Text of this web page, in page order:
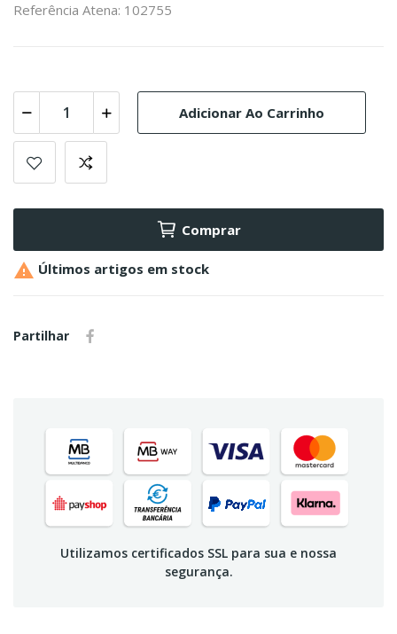
Referência Atena: 102755
Adicionar Ao Carrinho
Comprar
 Últimos artigos em stock
Partilhar
Utilizamos certificados SSL para sua e nossa
segurança.